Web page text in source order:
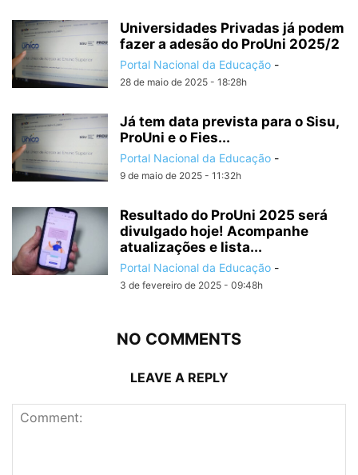
Universidades Privadas já podem
fazer a adesão do ProUni 2025/2
Portal Nacional da Educação -
28 de maio de 2025 - 18:28h
Já tem data prevista para o Sisu,
ProUni e o Fies...
Portal Nacional da Educação -
9 de maio de 2025 - 11:32h
Resultado do ProUni 2025 será
divulgado hoje! Acompanhe
atualizações e lista...
Portal Nacional da Educação -
3 de fevereiro de 2025 - 09:48h
NO COMMENTS
LEAVE A REPLY